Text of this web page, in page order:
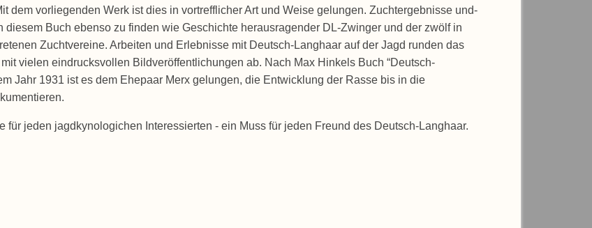
dem vorliegenden Werk ist dies in vortrefflicher Art und Weise gelungen. Zuchtergebnisse und-
diesem Buch ebenso zu finden wie Geschichte herausragender DL-Zwinger und der zwölf in
Zuchtvereine. Arbeiten und Erlebnisse mit Deutsch-Langhaar auf der Jagd runden das
vielen eindrucksvollen Bildveröffentlichungen ab. Nach Max Hinkels Buch “Deutsch-
Jahr 1931 ist es dem Ehepaar Merx gelungen, die Entwicklung der Rasse bis in die
für jeden jagdkynologichen Interessierten - ein Muss für jeden Freund des Deutsch-Langhaar.